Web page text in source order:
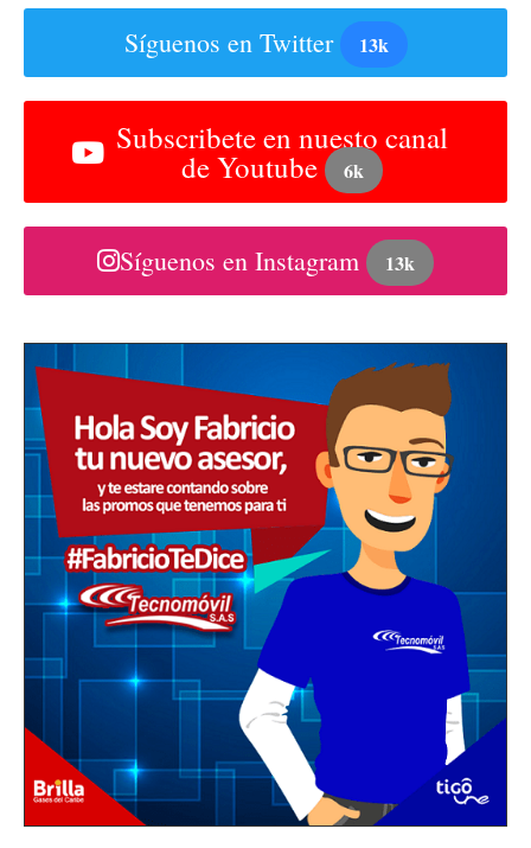
Síguenos en Twitter 13k
Subscribete en nuesto canal
de Youtube 6k
Síguenos en Instagram 13k